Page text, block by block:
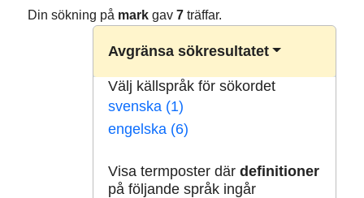
Din sökning på markgav 7träffar.
Avgränsa sökresultatet
Välj källspråk för sökordet
svenska (1)
engelska (6)
Visa termposter där definitioner
på följande språk ingår